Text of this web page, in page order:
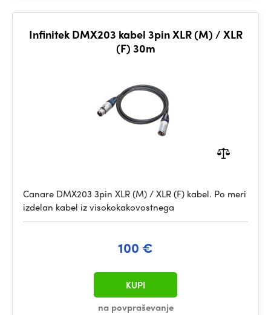
Infinitek DMX203 kabel 3pin XLR (M) / XLR
(F) 30m
Canare DMX203 3pin XLR (M) / XLR (F) kabel. Po meri
izdelan kabel iz visokokakovostnega
100 €
na povpraševanje
KUPI